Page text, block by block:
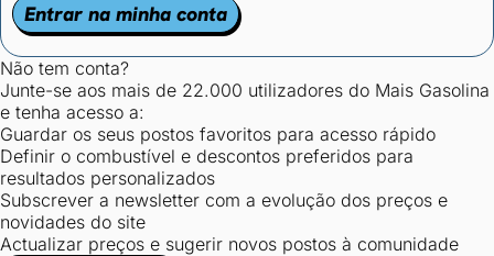
Entrar na minha conta
Não tem conta?
Junte-se aos mais de 22.000 utilizadores do Mais Gasolina
e tenha acesso a:
Guardar os seus postos favoritos para acesso rápido
Definir o combustível e descontos preferidos para
resultados personalizados
Subscrever a newsletter com a evolução dos preços e
novidades do site
Actualizar preços e sugerir novos postos à comunidade